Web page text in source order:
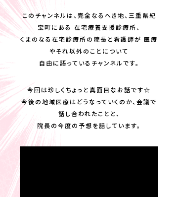
このチャンネルは、完全なるへき地、三重県紀
宝町にある 在宅療養支援診療所、
くまのなる在宅診療所の院長と看護師が 医療
やそれ以外のことについて
自由に語っているチャンネルです。
今回は珍しくちょっと真面目なお話です☆
今後の地域医療はどうなっていくのか、会議で
話し合われたことと、
院長の今度の予想を話しています。